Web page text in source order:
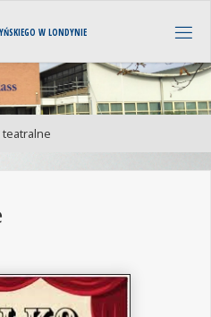
YŃSKIEGO W LONDYNIE
teatralne